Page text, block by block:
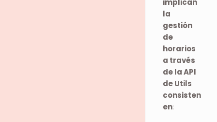
implican
la
gestión
de
horarios
a través
de la API
de Utils
consisten
en: